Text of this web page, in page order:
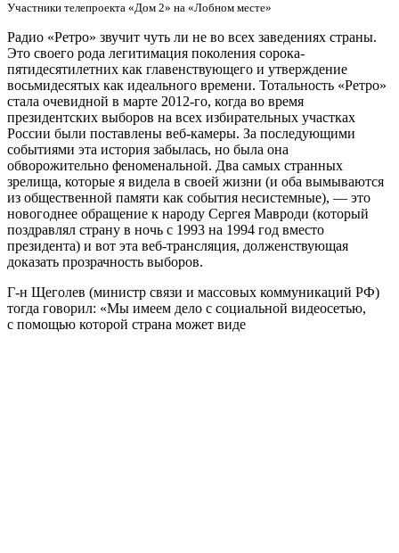
Участники телепроекта «Дом 2» на «Лобном месте»
Радио «Ретро» звучит чуть ли не во всех заведениях страны.
Это своего рода легитимация поколения сорока-
пятидесятилетних как главенствующего и утверждение
восьмидесятых как идеального времени. Тотальность «Ретро»
стала очевидной в марте 2012-го, когда во время
президентских выборов на всех избирательных участках
России были поставлены веб-камеры. За последующими
событиями эта история забылась, но была она
обворожительно феноменальной. Два самых странных
зрелища, которые я видела в своей жизни (и оба вымываются
из общественной памяти как события несистемные), — это
новогоднее обращение к народу Сергея Мавроди (который
поздравлял страну в ночь с 1993 на 1994 год вместо
президента) и вот эта веб-трансляция, долженствующая
доказать прозрачность выборов.
Г-н Щеголев (министр связи и массовых коммуникаций РФ)
тогда говорил: «Мы имеем дело с социальной видеосетью,
с помощью которой страна может виде